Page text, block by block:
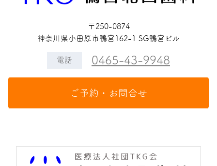
〒250-0874
神奈川県小田原市鴨宮162-1 SG鴨宮ビル
電話 0465-43-9948
ご予約・お問合せ